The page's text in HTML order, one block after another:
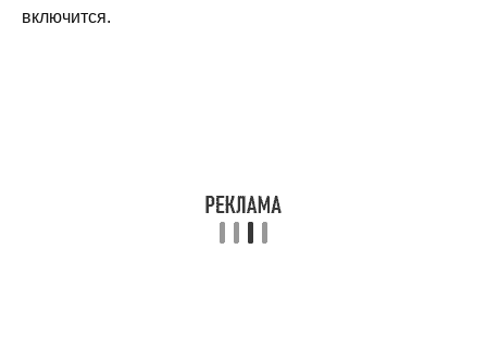
включится.